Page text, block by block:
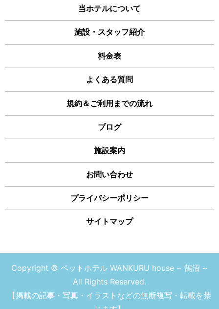
当ホテルについて
施設・スタッフ紹介
料金表
よくある質問
規約＆ご利用までの流れ
ブログ
施設案内
お問い合わせ
プライバシーポリシー
サイトマップ
Copyright © ペットホテル WANKURU house ~ 鵠沼 ~
All Rights Reserved.
【掲載の記事・写真・イラストなどの無断複写・転載を禁